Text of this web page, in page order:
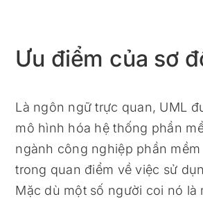
Ưu điểm của sơ
Là ngôn ngữ trực quan, UML
mô hình hóa hệ thống phần
ngành công nghiệp phần
trong quan điểm về việc sử
Mặc dù một số người coi nó là